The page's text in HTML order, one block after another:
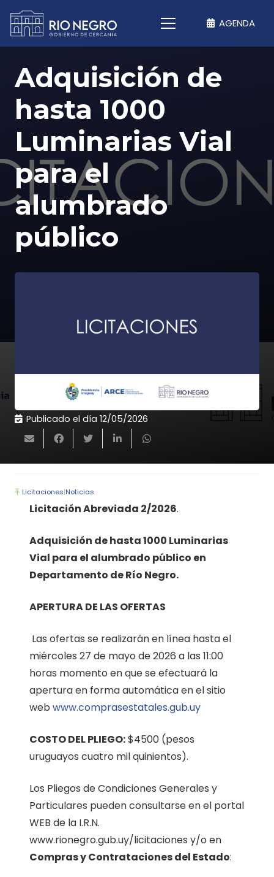
AGENDA
Adquisición de
hasta 1000
Luminarias Vial
para el
alumbrado
público
Publicado el día 12/05/2026
Licitaciones|Noticias
Licitación Abreviada 2/2026.
Adquisición de hasta 1000 Luminarias
Vial para el alumbrado público en
Departamento de Río Negro.
APERTURA DE LAS OFERTAS
Las ofertas se realizarán en línea hasta el
miércoles 27 de mayo de 2026 a las 11:00
horas momento en que se efectuará la
apertura en forma automática en el sitio
web www.comprasestatales.gub.uy
COSTO DEL PLIEGO:$4500 (pesos
uruguayos cuatro mil quinientos).
Los Pliegos de Condiciones Generales y
Particulares pueden consultarse en el portal
WEB de la I.R.N.
www.rionegro.gub.uy/licitaciones y/o en
Compras y Contrataciones del Estado: